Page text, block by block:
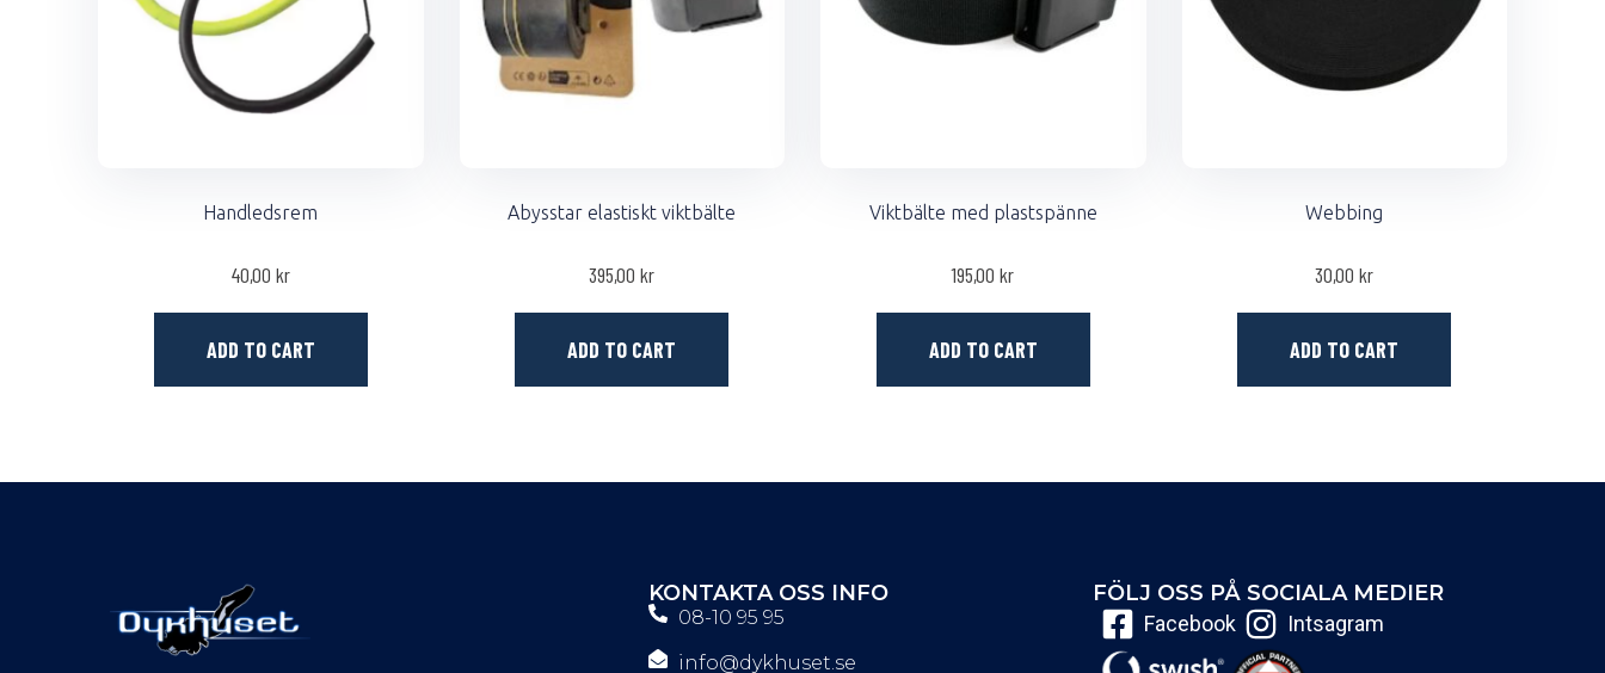
Handledsrem
40,00 kr
ADD TO CART
Abysstar elastiskt viktbälte
395,00kr
ADD TO CART
Viktbälte med plastspänne
195,00kr
ADD TO CART
Webbing
30,00kr
ADD TO CART
KONTAKTA OSS INFO
08-10 95 95
info@dykhuset.se
FÖLJ OSS PÅ SOCIALA MEDIER
Facebook Intsagram